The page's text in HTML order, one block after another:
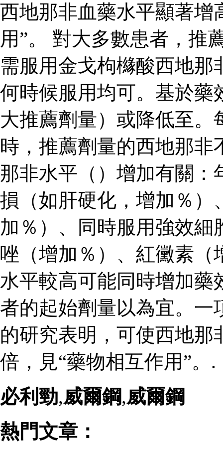
西地那非血藥水平顯著增
用”。 對大多數患者，推
需服用金戈枸櫞酸西地
何時候服用均可。基於藥
大推薦劑量）或降低至
時，推薦劑量的西地那
那非水平（）增加有關：
損（如肝硬化，增加％）
加％）、同時服用強效
唑（增加％）、紅黴素（
水平較高可能同時增加
者的起始劑量以為宜。一
的研究表明，可使西地
倍，見“藥物相互作用”。.
必利勁,威爾鋼,威爾鋼
熱門文章：